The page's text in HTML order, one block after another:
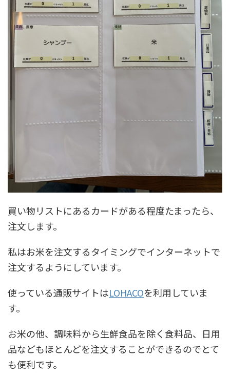
買い物リストにあるカードがある程度たまったら、
注文します。
私はお米を注文するタイミングでインターネットで
注文するようにしています。
使っている通販サイトはLOHACOを利用していま
す。
お米の他、調味料から生鮮食品を除く食料品、日用
品などもほとんどを注文することができるのでとて
も便利です。